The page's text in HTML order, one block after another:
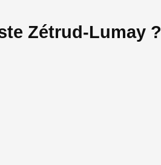
Zétrud-Lumay ?